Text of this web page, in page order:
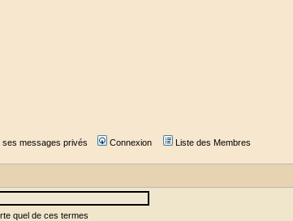
messages privés Connexion Liste des Membres
quel de ces termes